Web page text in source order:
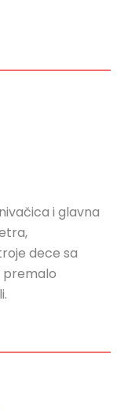
i glavna
dece sa
premalo